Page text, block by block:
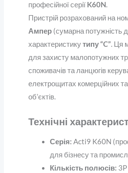
професійної серії K60N.
Пристрій розрахований на
Ампер(сумарна потужність
характеристикутипу “C”. Ця
для захисту малопотужних
споживачів та ланцюгів
електрощитах комерційних
об’єктів.
Технічні
Серія: Acti9 K60N
для бізнесу та
Кількість полюсів: